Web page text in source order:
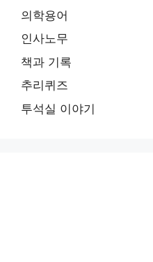
의학용어
인사노무
책과 기록
추리퀴즈
투석실 이야기